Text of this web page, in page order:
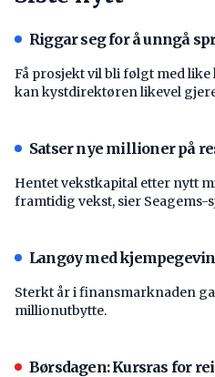
Riggar seg for å unngå
Få prosjekt vil bli følgt med
kan kystdirektøren likevel
Satser nye millioner på
Hentet vekstkapital etter nytt
framtidig vekst, sier Seagems-
Langøy med
Sterkt år i finansmarknaden
millionutbytte.
Børsdagen: Kursras for